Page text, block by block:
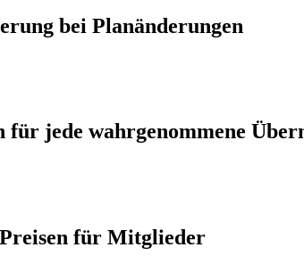
bei Planänderungen
für jede wahrgenommene
für Mitglieder